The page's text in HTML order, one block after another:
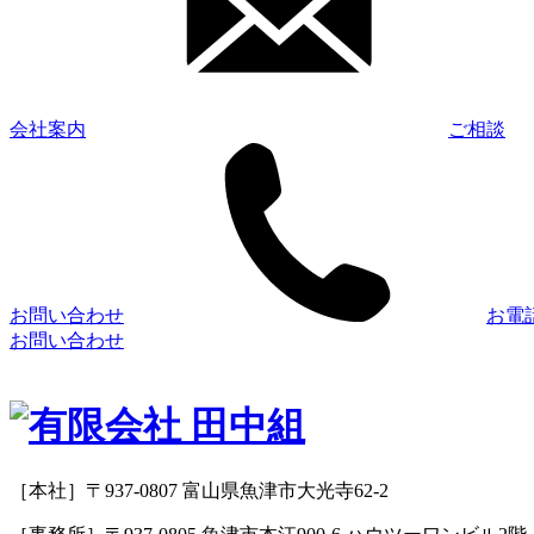
会社案内 ご相談
お問い合わせ
お電
お問い合わせ
［本社］〒937-0807 富山県魚津市大光寺62-2